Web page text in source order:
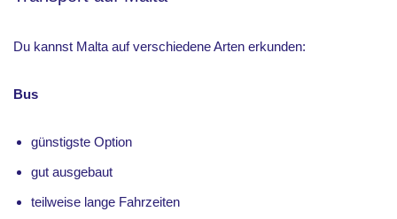
Du kannst Malta auf verschiedene Arten erkunden:
Bus
günstigste Option
gut ausgebaut
teilweise lange Fahrzeiten